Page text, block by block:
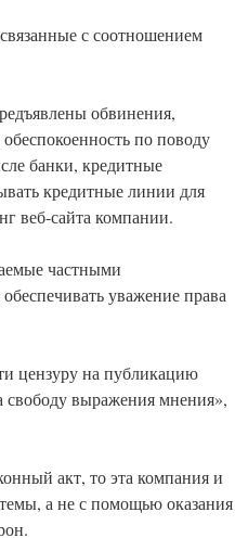
с соотношением
обвинения,
по поводу
банки, кредитные
кредитные линии для
веб-сайта компании.
частными
уважение права
цензуру на публикацию
выражения мнения»,
акт, то эта компания и
а не с помощью оказания